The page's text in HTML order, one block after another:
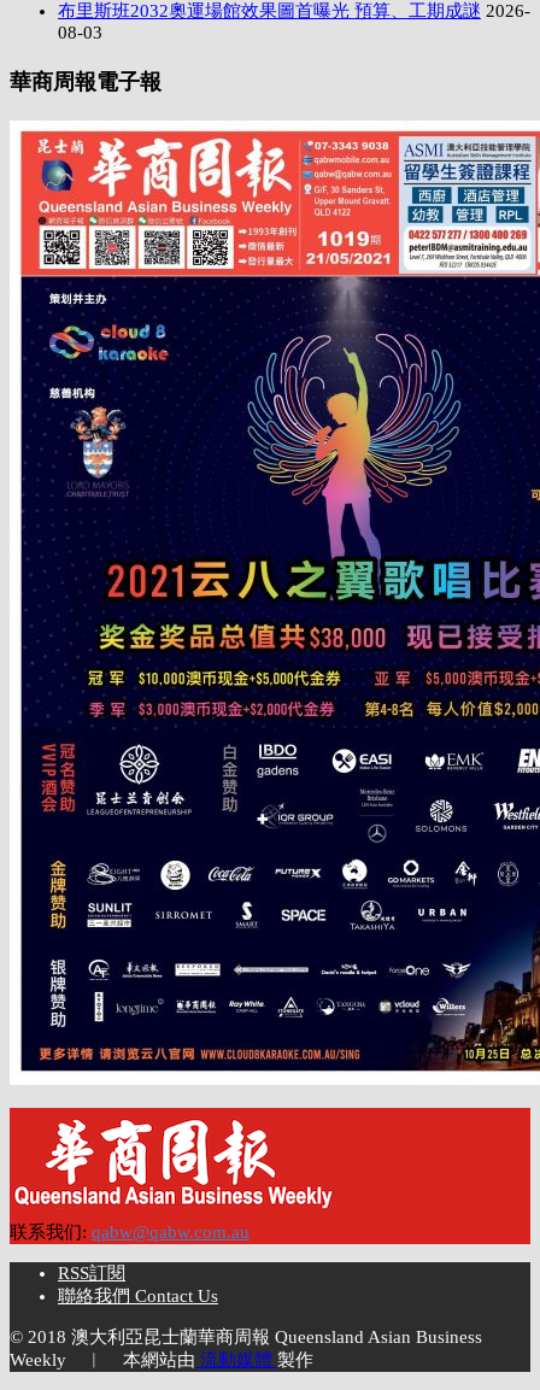
布里斯班2032奧運場館效果圖首曝光 預算、工期成謎 2026-
08-03
華商周報電子報
联系我们: qabw@qabw.com.au
RSS訂閱
聯絡我們 Contact Us
© 2018 澳大利亞昆士蘭華商周報 Queensland Asian Business
Weekly ︱ 本網站由 流動媒體 製作